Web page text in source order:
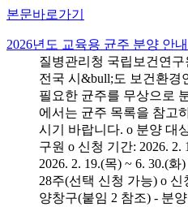
본문바로가기
2026년도 교육용 균주 분양 안내
질병관리청 국립보건연
전국 시&bull;도 보건환경
필요한 균주를 무상으로
에서는 균주 목록을 참고
시기 바랍니다. o 분양 대
구원 o 신청 기간: 2026. 2.
2026. 2. 19.(목) ~ 6. 30.(화
28주(선택 신청 가능) o
양창구(붙임 2 참조) - 분